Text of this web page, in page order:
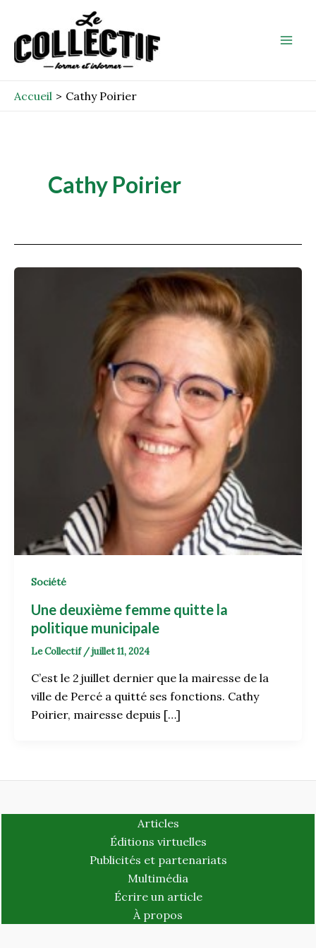
contenu
Accueil Cathy Poirier
Cathy Poirier
Société
Une deuxième femme quitte la
politique municipale
Le Collectif /juillet 11, 2024
C’est le 2 juillet dernier que la mairesse de la
ville de Percé a quitté ses fonctions. Cathy
Poirier, mairesse depuis […]
Articles
Éditions virtuelles
Publicités et partenariats
Multimédia
Écrire un article
À propos